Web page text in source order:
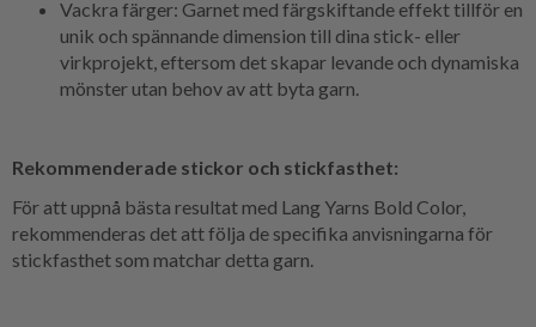
Vackra färger: Garnet med färgskiftande effekt tillför en
unik och spännande dimension till dina stick- eller
virkprojekt, eftersom det skapar levande och dynamiska
mönster utan behov av att byta garn.
Rekommenderade stickor och stickfasthet:
För att uppnå bästa resultat med Lang Yarns Bold Color,
rekommenderas det att följa de specifika anvisningarna för
stickfasthet som matchar detta garn.